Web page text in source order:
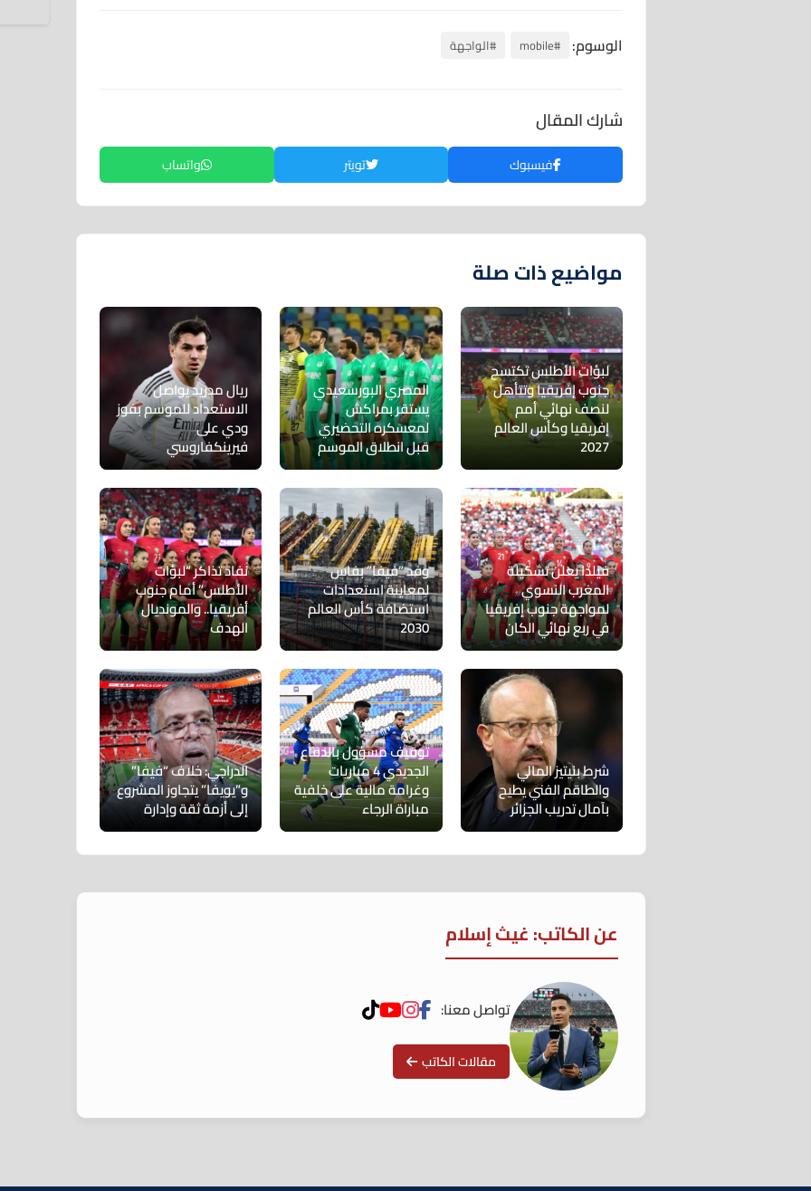
الوسوم: #mobile #الواجهة
شارك المقال
فيسبوك تويتر واتساب
مواضيع ذات صلة
لبؤات الأطلس تكتسح
جنوب إفريقيا وتتأهل
لنصف نهائي أمم
إفريقيا وكأس العالم
2027
المصري البورسعيدي
يستقر بمراكش
لمعسكره التحضيري
قبل انطلاق الموسم
ريال مدريد يواصل
الاستعداد للموسم بفوز
ودي على
فيرينكفاروسي
فيلدا يعلن تشكيلة
المغرب النسوي
لمواجهة جنوب إفريقيا
في ربع نهائي الكان
وفد “فيفا” بفاس
لمعاينة استعدادات
استضافة كأس العالم
2030
نفاد تذاكر “لبؤات
الأطلس” أمام جنوب
أفريقيا.. والمونديال
الهدف
شرط بنيتيز المالي
والطاقم الفني يطيح
بآمال تدريب الجزائر
توقيف مسؤول بالدفاع
الجديدي 4 مباريات
وغرامة مالية على خلفية
مباراة الرجاء
الدراجي: خلاف “فيفا”
و”يويفا” يتجاوز المشروع
إلى أزمة ثقة وإدارة
عن الكاتب: غيث إسلام
تواصل معنا:
مقالات الكاتب